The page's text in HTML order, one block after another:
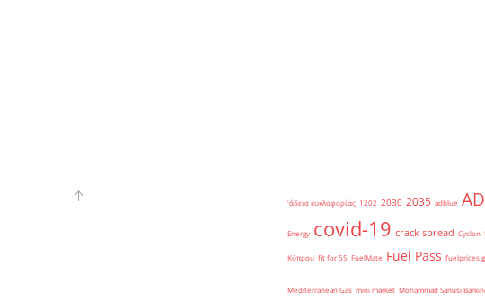
'άδεια κυκλοφορίας 1202 2030 2035 adblue
Energy covid-19 crack spread Cyclon
Κύπρου fit for 55 FuelMate Fuel Pass
Mediterranean Gas mini market Mohammad Sanusi